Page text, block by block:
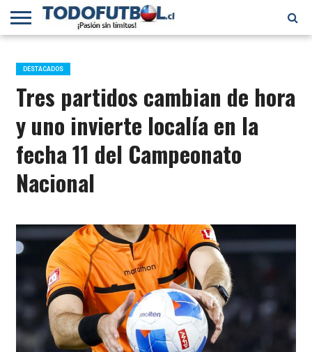
PRIMERA
B
SELECCIÓN
CHILENA
CHILENOS
EN EL
MUNDO
FÚTBOL
INTERNACIONAL
DESTACADOS
Tres partidos cambian de hora
y uno invierte localía en la
fecha 11 del Campeonato
Nacional